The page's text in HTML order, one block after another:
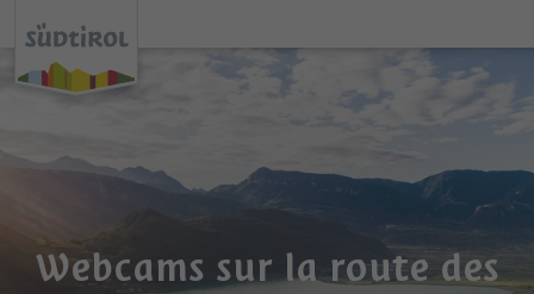
Webcams sur la route des